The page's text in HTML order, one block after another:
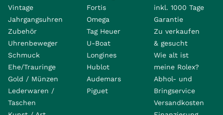
Vintage
Jahrgangsuhren
Zubehör
Uhrenbeweger
Schmuck
Ehe/Trauringe
Gold / Münzen
Lederwaren /
Taschen
Fortis
Omega
Tag Heuer
U-Boat
Longines
Hublot
Audemars
Piguet
inkl. 1000 Tage
Garantie
Zu verkaufen
& gesucht
Wie alt ist
meine Rolex?
Abhol- und
Bringservice
Versandkosten